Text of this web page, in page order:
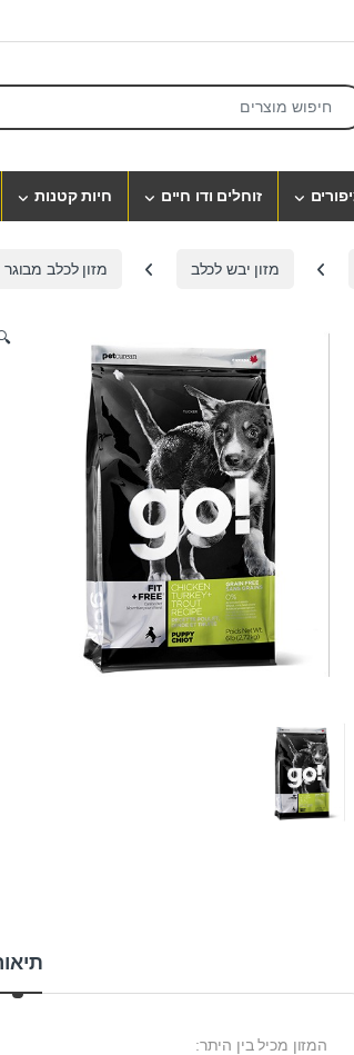
Search
זוחלים ודו חיים חיות קטנות
מזון יבש לכלב מזון לכלב מבוגר
המזון מכיל בין היתר: